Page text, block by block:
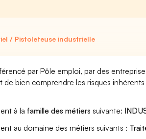
/ Pistoleteuse industrielle
par Pôle emploi, par des
de bien comprendre les risques
à la famille des métiers suivante:
au domaine des métiers suivants :